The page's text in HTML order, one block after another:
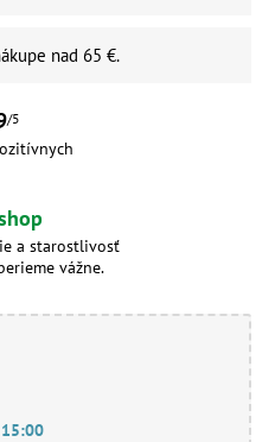
nad 65 €.
/5
a starostlivosť
vážne.